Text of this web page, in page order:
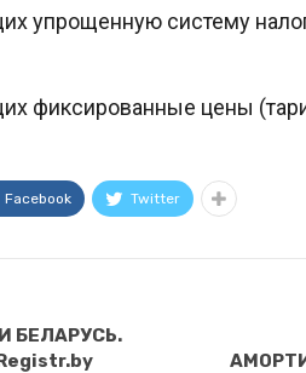
упрощенную систему
фиксированные цены
Facebook Twitter
БЕЛАРУСЬ.